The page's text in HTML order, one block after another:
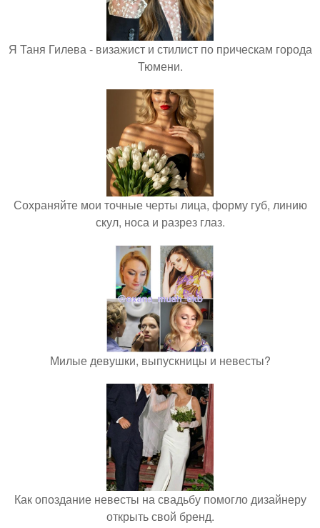
Я Таня Гилева - визажист и стилист по прическам города
Тюмени.
Сохраняйте мои точные черты лица, форму губ, линию
скул, носа и разрез глаз.
Милые девушки, выпускницы и невесты?
Как опоздание невесты на свадьбу помогло дизайнеру
открыть свой бренд.